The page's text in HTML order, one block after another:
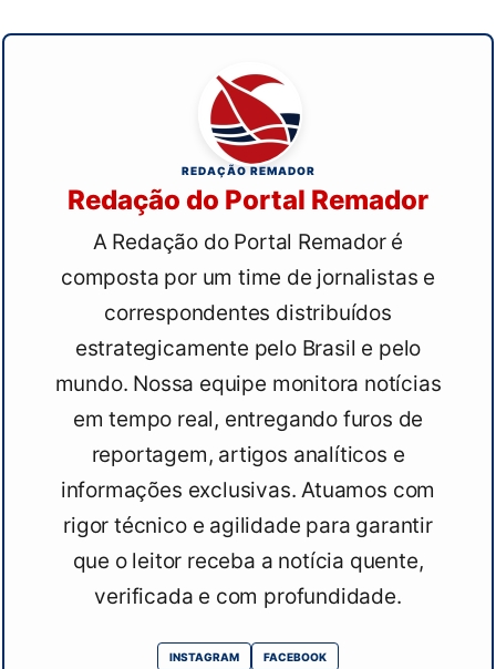
REDAÇÃO REMADOR
Redação do Portal Remador
A Redação do Portal Remador é
composta por um time de jornalistas e
correspondentes distribuídos
estrategicamente pelo Brasil e pelo
mundo. Nossa equipe monitora notícias
em tempo real, entregando furos de
reportagem, artigos analíticos e
informações exclusivas. Atuamos com
rigor técnico e agilidade para garantir
que o leitor receba a notícia quente,
verificada e com profundidade.
INSTAGRAM FACEBOOK